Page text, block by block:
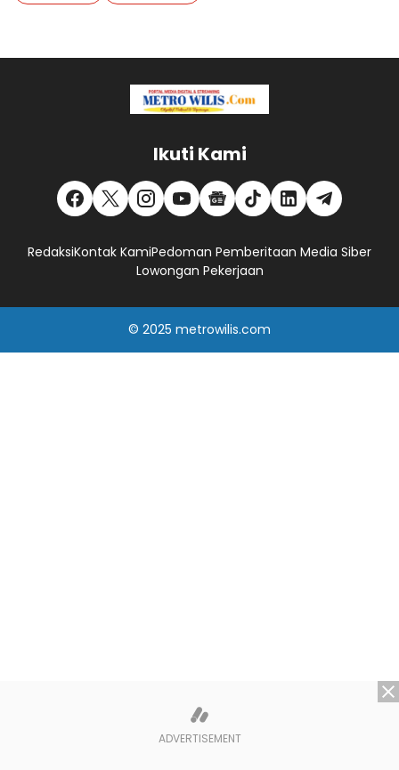
Ikuti Kami
RedaksiKontak KamiPedoman Pemberitaan Media Siber
Lowongan Pekerjaan
© 2025 metrowilis.com